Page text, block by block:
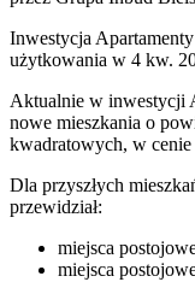
Inwestycja
użytkowania w 4 kw.
Aktualnie w inwestycji
nowe mieszkania o
kwadratowych, w cenie
Dla przyszłych
przewidział:
miejsca
miejsca